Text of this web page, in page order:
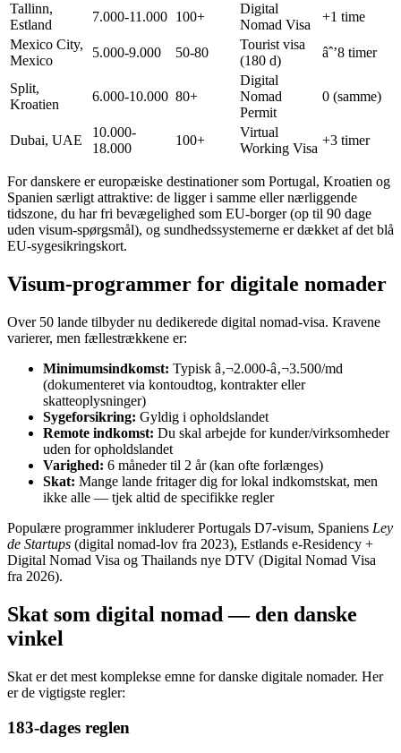
Tallinn,
Estland
7.000-11.000 100+
Digital
Nomad Visa
+1 time
Mexico City,
Mexico
5.000-9.000 50-80
Tourist visa
(180 d)
âˆ’8 timer
Split,
Kroatien
6.000-10.000 80+
Digital
Nomad
Permit
0 (samme)
Dubai, UAE
10.000-
18.000
100+
Virtual
Working Visa
+3 timer
For danskere er europæiske destinationer som Portugal, Kroatien og
Spanien særligt attraktive: de ligger i samme eller nærliggende
tidszone, du har fri bevægelighed som EU-borger (op til 90 dage
uden visum-spørgsmål), og sundheds­systemerne er dækket af det blå
EU-sygesikringskort.
Visum-programmer for digitale nomader
Over 50 lande tilbyder nu dedikerede digital nomad-visa. Kravene
varierer, men fællestrækkene er:
Minimumsindkomst: Typisk â‚¬2.000-â‚¬3.500/md
(dokumenteret via kontoudtog, kontrakter eller
skatteoplysninger)
Sygeforsikring: Gyldig i opholdslandet
Remote indkomst: Du skal arbejde for kunder/virksomheder
uden for opholdslandet
Varighed: 6 måneder til 2 år (kan ofte forlænges)
Skat: Mange lande fritager dig for lokal indkomstskat, men
ikke alle — tjek altid de specifikke regler
Populære programmer inkluderer Portugals D7-visum, Spaniens Ley
de Startups (digital nomad-lov fra 2023), Estlands e-Residency +
Digital Nomad Visa og Thailands nye DTV (Digital Nomad Visa
fra 2026).
Skat som digital nomad — den danske
vinkel
Skat er det mest komplekse emne for danske digitale nomader. Her
er de vigtigste regler:
183-dages reglen